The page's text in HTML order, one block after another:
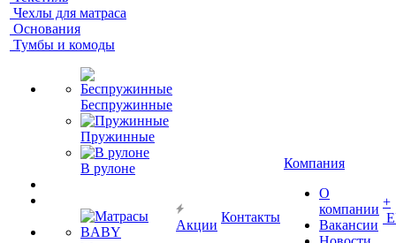
Чехлы для матраса
Основания
Тумбы и комоды
Беспружинные
Пружинные
В рулоне
Акции
Контакты
Компания
О
компании
Вакансии
+